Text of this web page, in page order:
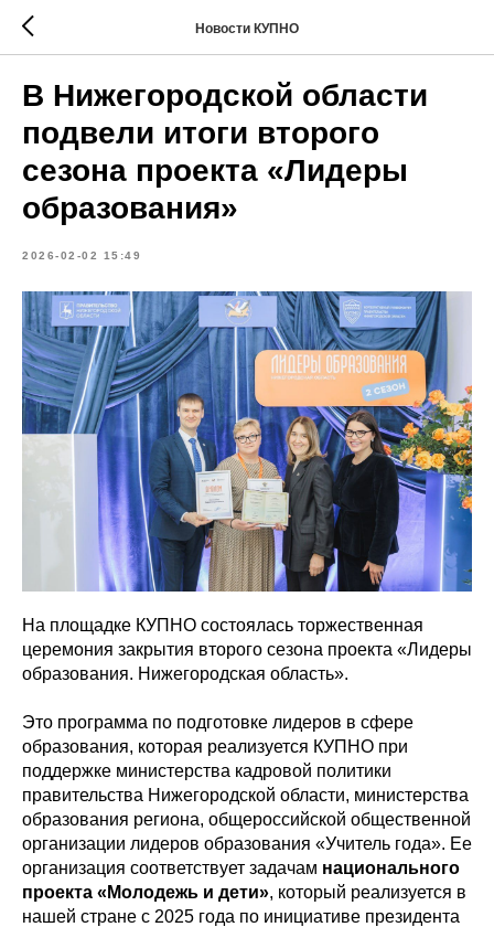
Новости КУПНО
В Нижегородской области
подвели итоги второго
сезона проекта «Лидеры
образования»
2026-02-02 15:49
На площадке КУПНО состоялась торжественная
церемония закрытия второго сезона проекта «Лидеры
образования. Нижегородская область».
Это программа по подготовке лидеров в сфере
образования, которая реализуется КУПНО при
поддержке министерства кадровой политики
правительства Нижегородской области, министерства
образования региона, общероссийской общественной
организации лидеров образования «Учитель года». Ее
организация соответствует задачам национального
проекта «Молодежь и дети», который реализуется в
нашей стране с 2025 года по инициативе президента